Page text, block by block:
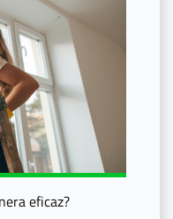
eficaz?